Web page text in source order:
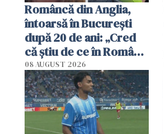
Româncă din Anglia,
întoarsă în București
după 20 de ani: „Cred
că știu de ce în România
se trăiește mai bine ca
în Anglia. E schimbat"
08 AUGUST 2026